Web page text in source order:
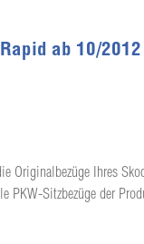
ab 10/
Originalbezüge Ihres
PKW-Sitzbezüge der